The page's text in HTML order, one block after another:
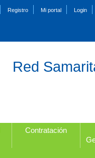
Registro Mi portal Login
Red
Contratación